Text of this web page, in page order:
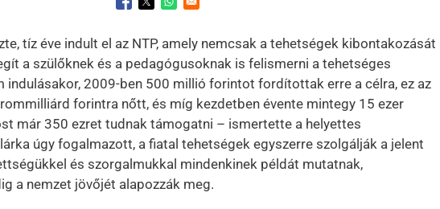
Opens in a new window
Opens in a new window
Opens in a new window
tíz éve indult el az NTP, amely nemcsak a tehetségek kibontakozását
a szülőknek és a pedagógusoknak is felismerni a tehetséges
indulásakor, 2009-ben 500 millió forintot fordítottak erre a célra, ez az
forintra nőtt, és míg kezdetben évente mintegy 15 ezer
már 350 ezret tudnak támogatni – ismertette a helyettes
úgy fogalmazott, a fiatal tehetségek egyszerre szolgálják a jelent
és szorgalmukkal mindenkinek példát mutatnak,
a nemzet jövőjét alapozzák meg.